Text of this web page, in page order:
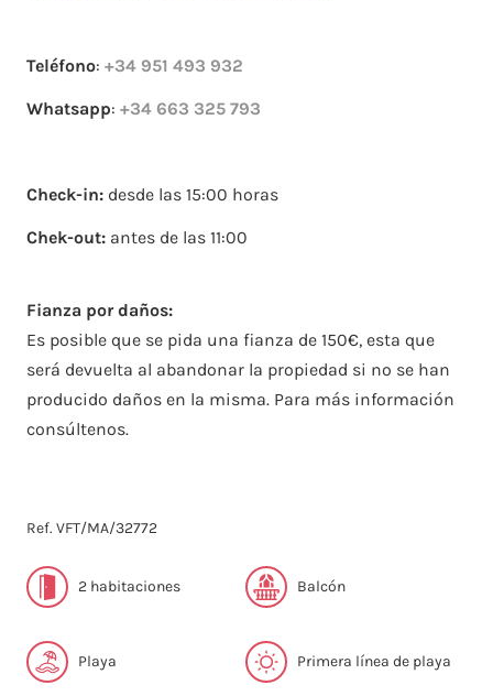
Teléfono: +34 951 493 932
Whatsapp: +34 663 325 793
Check-in: desde las 15:00 horas
Chek-out: antes de las 11:00
Fianza por daños:
Es posible que se pida una fianza de 150€, esta que
será devuelta al abandonar la propiedad si no se han
producido daños en la misma. Para más información
consúltenos.
Ref. VFT/MA/32772
2 habitaciones Balcón
Playa Primera línea de playa